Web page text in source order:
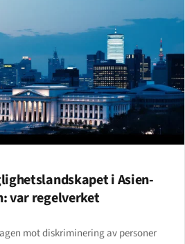
i Asien-
var regelverket
mot diskriminering av personer